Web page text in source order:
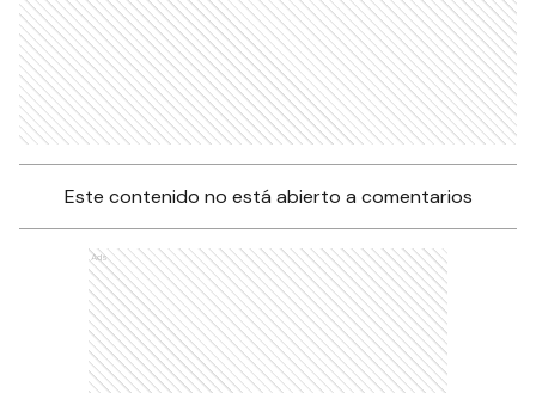
Este contenido no está abierto a comentarios
Ads